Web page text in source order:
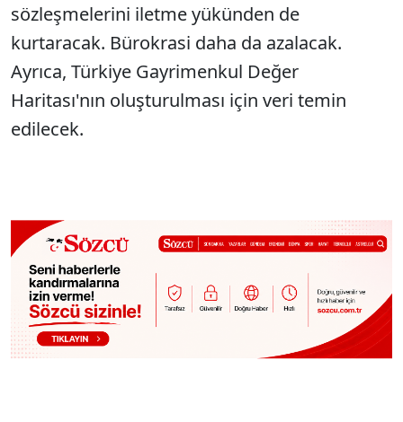
sözleşmelerini iletme yükünden de
kurtaracak. Bürokrasi daha da azalacak.
Ayrıca, Türkiye Gayrimenkul Değer
Haritası'nın oluşturulması için veri temin
edilecek.